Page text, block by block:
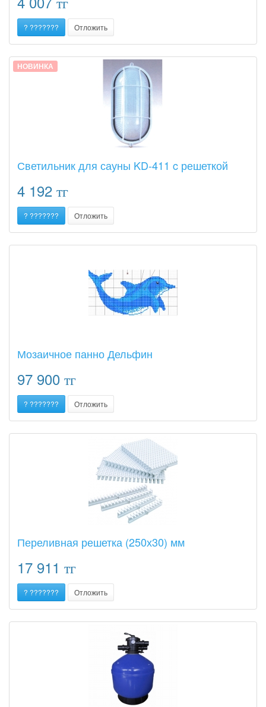
тг
? ??????? Отложить
НОВИНКА
Светильник для сауны KD-411 c решеткой
4 192 тг
? ??????? Отложить
Мозаичное панно Дельфин
97 900 тг
? ??????? Отложить
Переливная решетка (250х30) мм
17 911 тг
? ??????? Отложить